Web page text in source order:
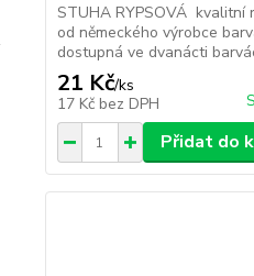
STUHA RYPSOVÁ kvalitní
od německého výrobce
dostupná ve dvanácti
21 Kč/ks
17 Kč bez DPH
Přidat do